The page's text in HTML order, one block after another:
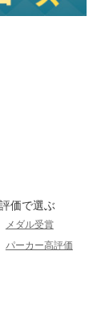
価で選ぶ
メダル受賞
パーカー高評価